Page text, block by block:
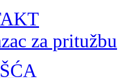
za pritužbu